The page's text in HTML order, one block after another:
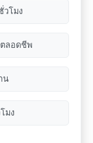
วโมง
ตลอดชีพ
น
มง